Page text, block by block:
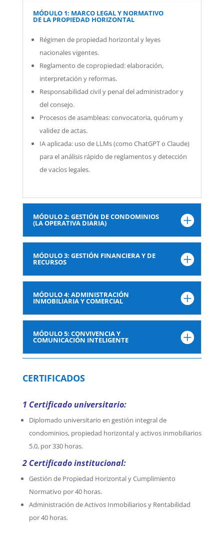
MÓDULO 1: MARCO LEGAL Y NORMATIVO
DE LA PROPIEDAD HORIZONTAL
Régimen de propiedad horizontal y leyes
nacionales vigentes.
Reglamento de copropiedad: elaboración,
interpretación y reformas.
Responsabilidad civil y penal del administrador y
del consejo.
Procesos de asambleas: convocatoria, quórum y
validez de actas.
IA aplicada: uso de LLMs (como ChatGPT o Claude)
para el análisis rápido de reglamentos y detección
de vacíos legales.
MÓDULO 2: GESTIÓN DE CONDOMINIOS
(LA OPERATIVA DIARIA)
MÓDULO 3: GESTIÓN FINANCIERA Y DE
RECURSOS
MÓDULO 4: ADMINISTRACIÓN
INMOBILIARIA Y COMERCIAL
MÓDULO 5: CONVIVENCIA Y
COMUNICACIÓN INTELIGENTE
CERTIFICADOS
1 Certificado universitario:
Diplomado universitario en gestión integral de
condominios, propiedad horizontal y activos inmobiliarios
5.0, por 330 horas.
2 Certificado institucional:
Gestión de Propiedad Horizontal y Cumplimiento
Normativo por 40 horas.
Administración de Activos Inmobiliarios y Rentabilidad
por 40 horas.